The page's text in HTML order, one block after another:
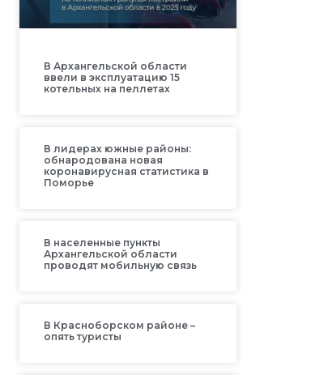
В Архангельской области
ввели в эксплуатацию 15
котельных на пеллетах
В лидерах южные районы:
обнародована новая
коронавирусная статистика в
Поморье
В населенные пункты
Архангельской области
проводят мобильную связь
В Красноборском районе –
опять туристы